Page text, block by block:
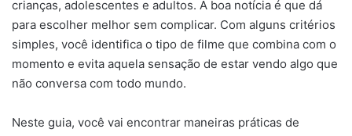
crianças, adolescentes e adultos. A boa notícia é que dá
para escolher melhor sem complicar. Com alguns critérios
simples, você identifica o tipo de filme que combina com o
momento e evita aquela sensação de estar vendo algo que
não conversa com todo mundo.
Neste guia, você vai encontrar maneiras práticas de